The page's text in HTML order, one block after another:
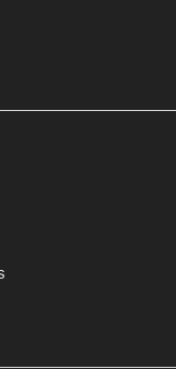
stap je